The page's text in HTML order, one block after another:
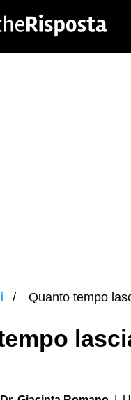
Quanto tempo